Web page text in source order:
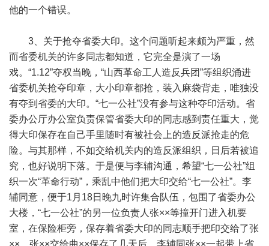
他的一个错误。
3、关于抢夺省委大印。这个问题听起来颇为严重，然
而省委机关的许多同志都知道，它完全是演了一场
戏。“1.12”夺权当晚，“山西革命工人造反兵团”等组织涌进
省委机关抢夺印章，大小印章都抢，装入麻袋背走，唯独没
有夺到省委的大印。“七一公社”没有参与这种夺印活动。省
委办公厅办公室负责保管省委大印的同志感到责任重大，觉
得大印保存在自己手里随时有被社会上的造反派抢走的危
险。与其那样，不如交给机关内的造反派组织，日后若被追
究，也好说明下落。于是便与李辅沟通，希望“七一公社”组
织一次“革命行动”，乘乱中他们把大印交给“七一公社”。李
辅同意，便于1月18日晚九时许集合队伍，包围了省委办公
大楼，“七一公社”的另一位负责人张××等撞开门进入机要
室，在保险柜旁，保存着省委大印的同志顺手把印交给了张
××。张××交给曲××保存了几天后，李辅同张××一起带上省